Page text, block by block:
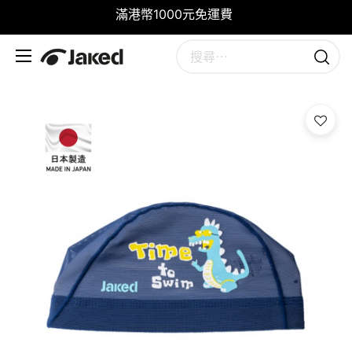
滿港幣1000元免運費